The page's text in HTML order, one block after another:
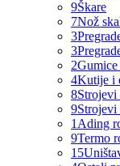
9Škare
7Nož
3
3
2Gumice
4Kutije i
8Strojevi
9Strojevi
1 Ading
9Termo
15